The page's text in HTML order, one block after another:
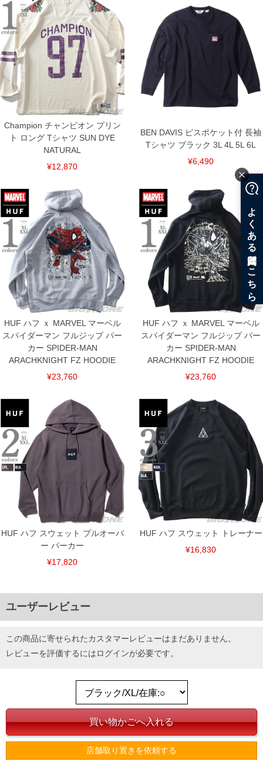
Champion チャンピオン プリン
ト ロング Tシャツ SUN DYE
NATURAL
¥12,870
BEN DAVIS ピスポケット付 長袖
Tシャツ ブラック 3L 4L 5L 6L
¥6,490
HUF ハフ ｘ MARVEL マーベル
スパイダーマン フルジップ パー
カー SPIDER-MAN
ARACHKNIGHT FZ HOODIE
¥23,760
HUF ハフ ｘ MARVEL マーベル
スパイダーマン フルジップ パー
カー SPIDER-MAN
ARACHKNIGHT FZ HOODIE
¥23,760
HUF ハフ スウェット プルオーバ
ー パーカー
¥17,820
HUF ハフ スウェット トレーナー
¥16,830
ユーザーレビュー
この商品に寄せられたカスタマーレビューはまだありません。
レビューを評価するにはログインが必要です。
店舗取り置きを依頼する